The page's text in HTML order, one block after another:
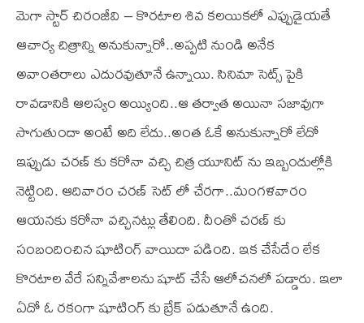
మెగా స్టార్ చిరంజీవి – కొరటాల శివ కలయికలో ఎప్పుడైయతే
ఆచార్య చిత్రాన్ని అనుకున్నారో..అప్పటి నుండి అనేక
అవాంతరాలు ఎదురవుతూనే ఉన్నాయి. సినిమా సెట్స్ పైకి
రావడానికి ఆలస్యం అయ్యింది..ఆ తర్వాత అయినా సజావుగా
సాగుతుందా అంటే అది లేదు..అంత ఓకే అనుకున్నారో లేదో
ఇప్పుడు చరణ్ కు కరోనా వచ్చి చిత్ర యూనిట్ ను ఇబ్బందుల్లోకి
నెట్టింది. ఆదివారం చరణ్ సెట్ లో చేరగా..మంగళవారం
ఆయనకు కరోనా వచ్చినట్లు తేలింది. దీంతో చరణ్ కు
సంబందించిన షూటింగ్ వాయిదా పడింది. ఇక చేసేదేం లేక
కొరటాల వేరే సన్నివేశాలను షూట్ చేసే ఆలోచనలో పడ్డారు. ఇలా
ఏదో ఓ రకంగా షూటింగ్ కు బ్రేక్ పడుతూనే ఉంది.